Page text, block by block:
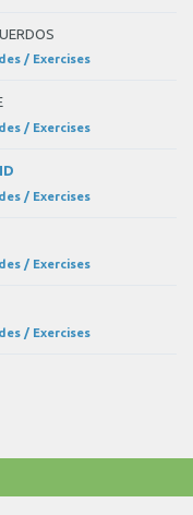
/ Exercises
/ Exercises
/ Exercises
/ Exercises
/ Exercises